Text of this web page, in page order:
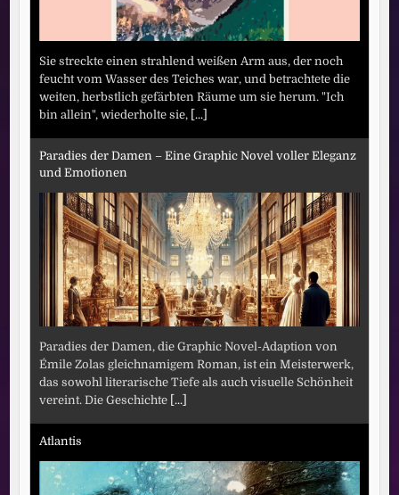
Sie streckte einen strahlend weißen Arm aus, der noch
feucht vom Wasser des Teiches war, und betrachtete die
weiten, herbstlich gefärbten Räume um sie herum. "Ich
bin allein", wiederholte sie, [...]
Paradies der Damen – Eine Graphic Novel voller Eleganz
und Emotionen
Paradies der Damen, die Graphic Novel-Adaption von
Émile Zolas gleichnamigem Roman, ist ein Meisterwerk,
das sowohl literarische Tiefe als auch visuelle Schönheit
vereint. Die Geschichte [...]
Atlantis